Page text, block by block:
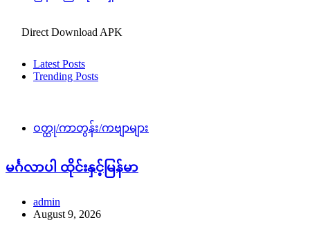
Direct Download APK
Latest Posts
Trending Posts
ဝတ္ထု/ကာတွန်း/ကဗျာများ
မင်္ဂလာပါ ထိုင်းနှင့်မြန်မာ
admin
August 9, 2026